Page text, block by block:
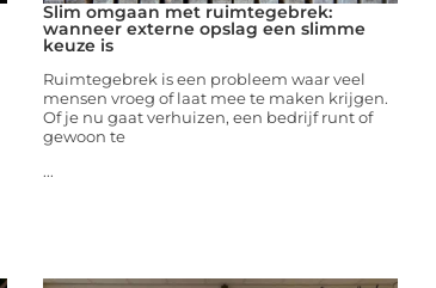
Slim omgaan met ruimtegebrek:
wanneer externe opslag een slimme
keuze is
Ruimtegebrek is een probleem waar veel
mensen vroeg of laat mee te maken krijgen.
Of je nu gaat verhuizen, een bedrijf runt of
gewoon te
...